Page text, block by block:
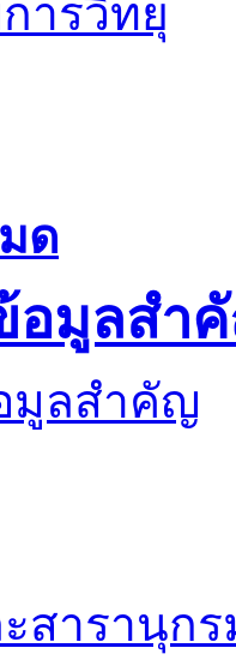
ารวิทยุ
ด
อมูลสำ
สารานุกร